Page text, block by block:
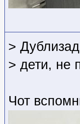
>
> дети, не
Чот